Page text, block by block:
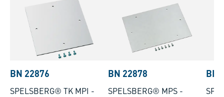
BN 22876
SPELSBERG® TK MPI -
BN 22878
SPELSBERG® MPS -
BN